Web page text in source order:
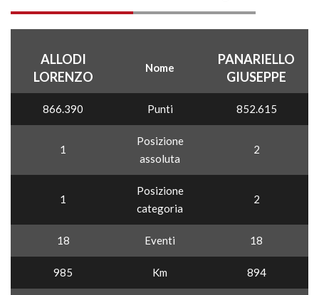
ALLODI
LORENZO
Nome
PANARIELLO
GIUSEPPE
866.390 Punti 852.615
1
Posizione
assoluta
2
1
Posizione
categoria
2
18 Eventi 18
985 Km 894